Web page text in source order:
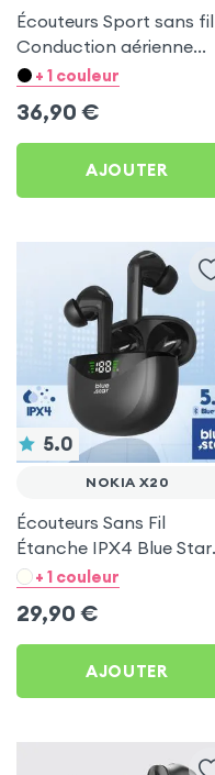
Écouteurs Sport sans fil
Conduction aérienne
Swissten Run Beige pour
+ 1 couleur
36,90 €
AJOUTER
5.0
NOKIA X20
Écouteurs Sans Fil
Étanche IPX4 Blue Star
Noir pour Nokia X20
+ 1 couleur
29,90 €
AJOUTER